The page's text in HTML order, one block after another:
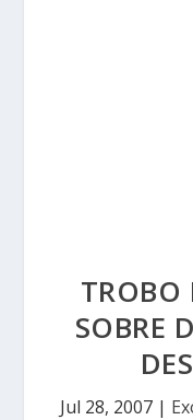
TROBO
SOBRE
Jul 28, 2007 |